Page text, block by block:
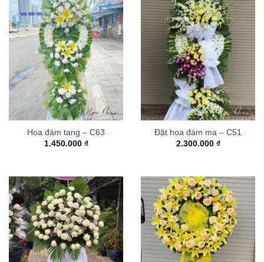
Hoa đám tang – C63
1.450.000 ₫
Đặt hoa đám ma – C51
2.300.000 ₫